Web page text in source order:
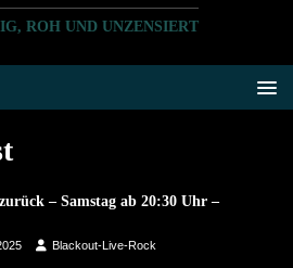
ROH UND UNZENSIERT
– Samstag ab 20:30 Uhr –
Blackout-Live-Rock